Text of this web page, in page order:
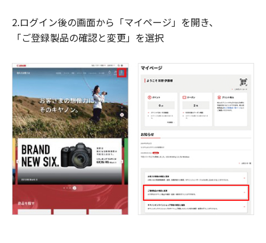
2.ログイン後の画面から「マイページ」を開き、
「ご登録製品の確認と変更」を選択